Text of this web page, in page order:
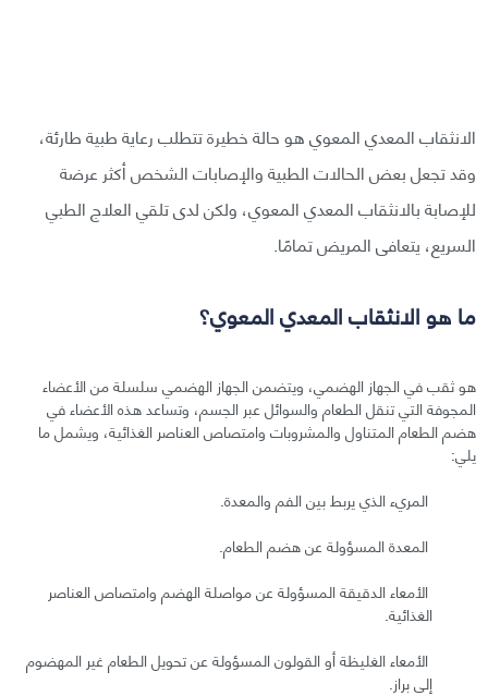
الانثقاب المعدي المعوي هو حالة خطيرة تتطلب رعاية طبية طارئة،
وقد تجعل بعض الحالات الطبية والإصابات الشخص أكثر عرضة
للإصابة بالانثقاب المعدي المعوي، ولكن لدى تلقي العلاج الطبي
السريع، يتعافى المريض تمامًا.
ما هو الانثقاب المعدي المعوي؟
هو ثقب في الجهاز الهضمي، ويتضمن الجهاز الهضمي سلسلة من الأعضاء
المجوفة التي تنقل الطعام والسوائل عبر الجسم، وتساعد هذه الأعضاء في
هضم الطعام المتناول والمشروبات وامتصاص العناصر الغذائية، ويشمل ما
يلي:
المريء الذي يربط بين الفم والمعدة.
المعدة المسؤولة عن هضم الطعام.
الأمعاء الدقيقة المسؤولة عن مواصلة الهضم وامتصاص العناصر
الغذائية.
الأمعاء الغليظة أو القولون المسؤولة عن تحويل الطعام غير المهضوم
إلى براز.